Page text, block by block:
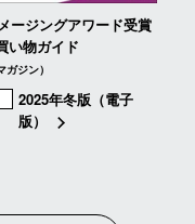
ージングアワード受賞
い物ガイド
ガジン）
2025年冬版（電子
版）